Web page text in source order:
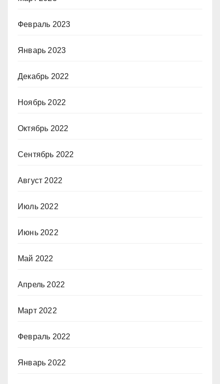
Февраль 2023
Январь 2023
Декабрь 2022
Ноябрь 2022
Октябрь 2022
Сентябрь 2022
Август 2022
Июль 2022
Июнь 2022
Май 2022
Апрель 2022
Март 2022
Февраль 2022
Январь 2022